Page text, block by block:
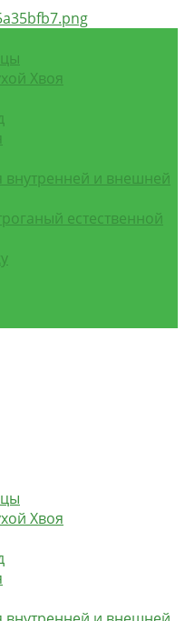
Хвоя
внутренней и внешней
естественной
Хвоя